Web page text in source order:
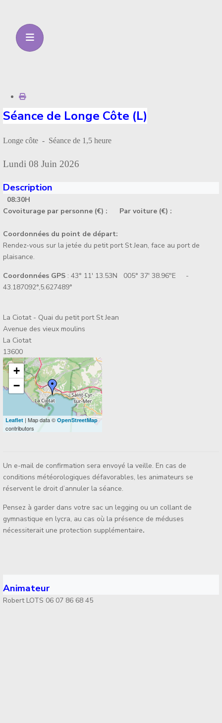
Séance de Longe Côte (L)
Longe côte - Séance de 1,5 heure
Lundi 08 Juin 2026
Description
08:30H
Covoiturage par personne (€) :
Par voiture (€) :
Coordonnées du point de départ:
Rendez-vous sur la jetée du petit port St Jean, face au port de
plaisance.
Coordonnées GPS : 43° 11' 13.53N 005° 37' 38.96"E -
43.187092°,5.627489°
La Ciotat - Quai du petit port St Jean
Avenue des vieux moulins
La Ciotat
13600
+
−
Leaflet | Map data ©OpenStreetMap
contributors
Un e-mail de confirmation sera envoyé la veille. En cas de
conditions météorologiques défavorables, les animateurs se
réservent le droit d’annuler la séance.
Pensez à garder dans votre sac un legging ou un collant de
gymnastique en lycra, au cas où la présence de méduses
nécessiterait une protection supplémentaire.
Animateur
Robert LOTS 06 07 86 68 45